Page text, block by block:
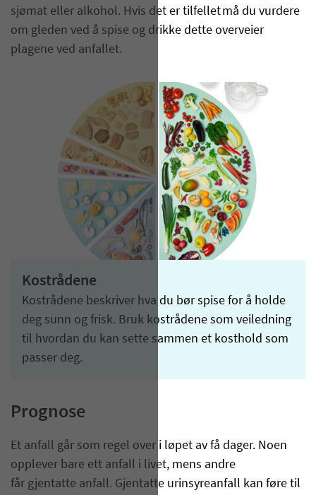
sjømat eller alkohol. Hvis det er tilfellet må du vurdere
om gleden ved å spise og drikke dette overveier
plagene ved anfallet.
Kostrådene
Kostrådene beskriver hva du bør spise for å holde
deg sunn og frisk. Bruk kostrådene som veiledning
til hvordan du kan sette sammen et kosthold som
passer deg.
Prognose
Et anfall går som regel over i løpet av få dager. Noen
opplever bare ett anfall i livet, mens andre
får gjentatte anfall. Gjentatte urinsyreanfall kan føre til